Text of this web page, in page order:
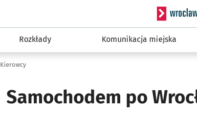
Serwis
Rozkłady Komunikacja miejska
Kierowcy
Samochodem po